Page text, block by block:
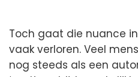
Toch gaat die nuance
vaak verloren. Veel
nog steeds als een